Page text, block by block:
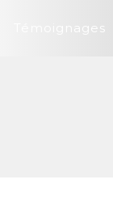
Témoignages